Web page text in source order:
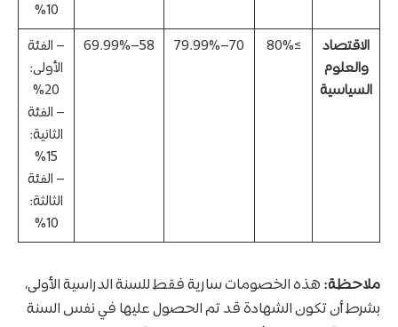
10%
الاقتصاد
والعلوم
السياسية
≥80%
70–79.99%
58–69.99%
– الفئة
الأولى:
20%
– الفئة
الثانية:
15%
– الفئة
الثالثة:
10%
ملاحظة: هذه الخصومات سارية فقط للسنة الدراسية الأولى،
بشرط أن تكون الشهادة قد تم الحصول عليها في نفس السنة